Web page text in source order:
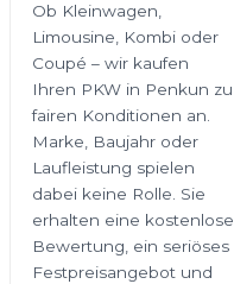
Ob Kleinwagen,
Limousine, Kombi oder
Coupé – wir kaufen
Ihren PKW in Penkun zu
fairen Konditionen an.
Marke, Baujahr oder
Laufleistung spielen
dabei keine Rolle. Sie
erhalten eine kostenlose
Bewertung, ein seriöses
Festpreisangebot und